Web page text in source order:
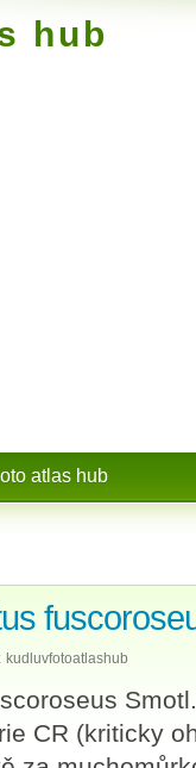
hub
atlas hub
kudluvfotoatlashub
CR (kriticky